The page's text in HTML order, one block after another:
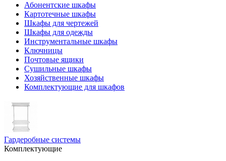
Абонентские шкафы
Картотечные шкафы
Шкафы для чертежей
Шкафы для одежды
Инструментальные шкафы
Ключницы
Почтовые ящики
Сушильные шкафы
Хозяйственные шкафы
Комплектующие для шкафов
Гардеробные системы
Комплектующие